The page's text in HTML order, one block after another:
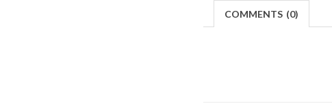
COMMENTS (0)